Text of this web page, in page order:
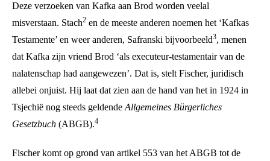
Deze verzoeken van Kafka aan Brod worden veelal
misverstaan. Stach2 en de meeste anderen noemen het ‘Kafkas
Testamente’ en weer anderen, Safranski bijvoorbeeld3, menen
dat Kafka zijn vriend Brod ‘als executeur-testamentair van de
nalatenschap had aangewezen’. Dat is, stelt Fischer, juridisch
allebei onjuist. Hij laat dat zien aan de hand van het in 1924 in
Tsjechië nog steeds geldende Allgemeines Bürgerliches
Gesetzbuch (ABGB).4
Fischer komt op grond van artikel 553 van het ABGB tot de